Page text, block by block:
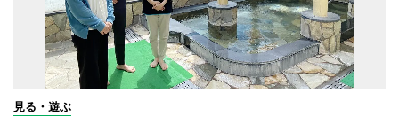
見る・遊ぶ